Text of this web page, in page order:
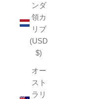
ンダ
領カ
リブ
(USD
$)
オー
スト
ラリ